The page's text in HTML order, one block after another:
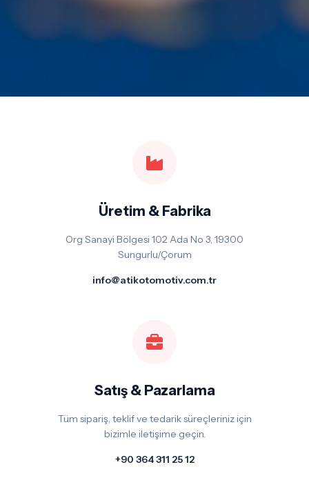
Üretim & Fabrika
Org Sanayi Bölgesi 102 Ada No 3, 19300
Sungurlu/Çorum
info@atikotomotiv.com.tr
Satış & Pazarlama
Tüm sipariş, teklif ve tedarik süreçleriniz için
bizimle iletişime geçin.
+90 364 311 25 12